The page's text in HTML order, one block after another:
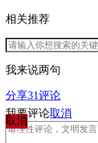
相关推荐
我来说两句
分享31评论
取消
我要评论取消